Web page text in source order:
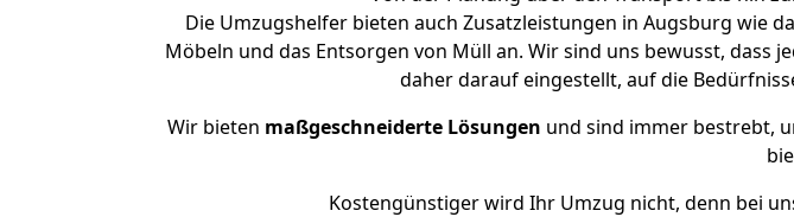
Die Umzugshelfer bieten auch Zusatzleistungen in Augsburg wie
Möbeln und das Entsorgen von Müll an. Wir sind uns bewusst, dass
daher darauf eingestellt, auf die
Wir bieten maßgeschneiderte Lösungen und sind immer bestrebt,
Kostengünstiger wird Ihr Umzug nicht, denn bei